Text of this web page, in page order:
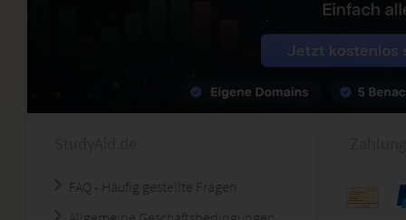
FAQ - Häufig gestellte Fragen